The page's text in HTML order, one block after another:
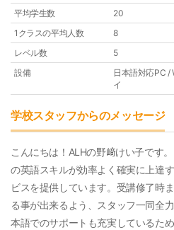
平均学生数
20
1クラスの平均人数
8
レベル数
5
設備
日本語対応PC /
イ
学校スタッフからのメッセージ
こんにちは！ALHの野﨑けい子です
の英語スキルが効率よく確実に上達
ビスを提供しています。受講修了時
る事が出来るよう、スタッフ一同全
本語でのサポートも充実しているた